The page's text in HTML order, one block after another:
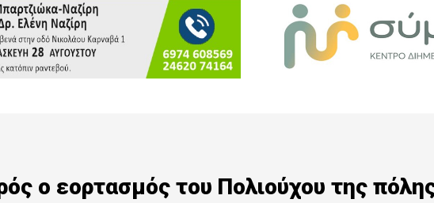
ο εορτασμός του Πολιούχου της